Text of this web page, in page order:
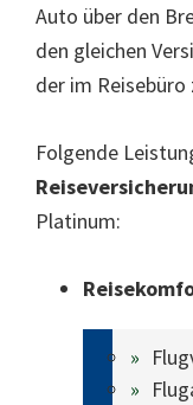
Auto über den
den gleichen
der im
Folgende
Platinum: